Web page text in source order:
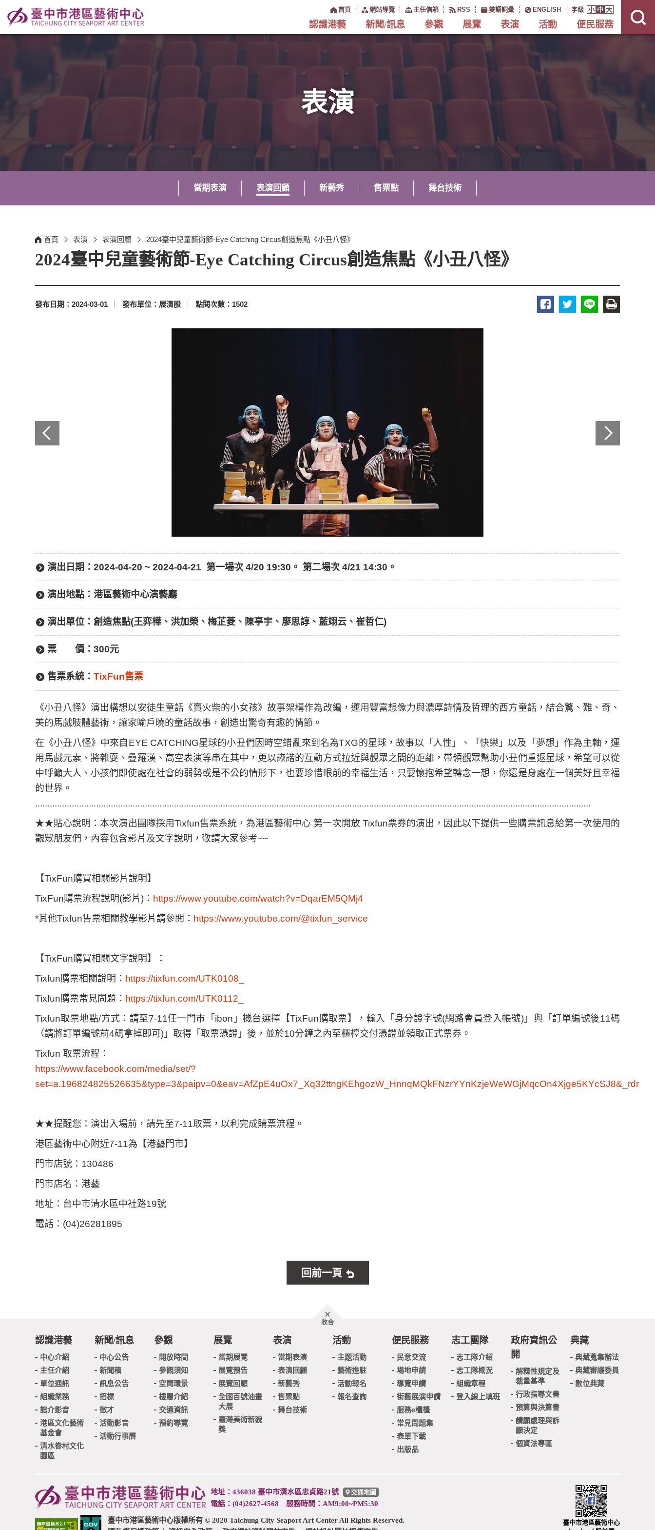
首頁 網站導覽 主任信箱 RSS 雙語詞彙 ENGLISH 字級 小 中 大
認識港藝 新聞/訊息 參觀 展覽 表演 活動 便民服務
網
站
搜
表演
當期表演 表演回顧 新藝秀 售票點 舞台技術
首頁 表演 表演回顧 2024臺中兒童藝術節-Eye Catching Circus創造焦點《小丑八怪》
2024臺中兒童藝術節-Eye Catching Circus創造焦點《小丑八怪》
發布日期： 2024-03-01 發布單位： 展演股 點閱次數： 1502
演出日期： 2024-04-20 ~ 2024-04-21 第一場次 4/20 19:30。 第二場次 4/21 14:30。
演出地點： 港區藝術中心演藝廳
演出單位： 創造焦點(王弈樺、洪加榮、梅芷菱、陳亭宇、廖思諄、藍翊云、崔哲仁)
票 價： 300元
售票系統： TixFun售票
《小丑八怪》演出構想以安徒生童話《賣火柴的小女孩》故事架構作為改編，運用豐富想像力與濃厚詩情及哲理的西方童話，結合驚、難、奇、
美的馬戲肢體藝術，讓家喻戶曉的童話故事，創造出驚奇有趣的情節。
在《小丑八怪》中來自EYE CATCHING星球的小丑們因時空錯亂來到名為TXG的星球，故事以「人性」、「快樂」以及「夢想」作為主軸，運
用馬戲元素、將雜耍、疊羅漢、高空表演等串在其中，更以詼諧的互動方式拉近與觀眾之間的距離，帶領觀眾幫助小丑們重返星球，希望可以從
中呼籲大人、小孩們即使處在社會的弱勢或是不公的情形下，也要珍惜眼前的幸福生活，只要懷抱希望轉念一想，你還是身處在一個美好且幸福
的世界。
....................................................................................................................................................................................................................................
★★貼心說明：本次演出團隊採用Tixfun售票系統，為港區藝術中心 第一次開放 Tixfun票券的演出，因此以下提供一些購票訊息給第一次使用的
觀眾朋友們，內容包含影片及文字說明，敬請大家參考~~
【TixFun購買相關影片說明】
TixFun購票流程說明(影片)： https://www.youtube.com/watch?v=DqarEM5QMj4
*其他Tixfun售票相關教學影片請參閱： https://www.youtube.com/@tixfun_service
【TixFun購買相關文字說明】：
Tixfun購票相關說明： https://tixfun.com/UTK0108_
Tixfun購票常見問題： https://tixfun.com/UTK0112_
Tixfun取票地點/方式：請至7-11任一門市「ibon」機台選擇【TixFun購取票】，輸入「身分證字號(網路會員登入帳號)」與「訂單編號後11碼
（請將訂單編號前4碼拿掉即可)」取得「取票憑證」後，並於10分鐘之內至櫃檯交付憑證並領取正式票券。
Tixfun 取票流程：
https://www.facebook.com/media/set/?
set=a.196824825526635&type=3&paipv=0&eav=AfZpE4uOx7_Xq32ttngKEhgozW_HnnqMQkFNzrYYnKzjeWeWGjMqcOn4Xjge5KYcSJ8&_rdr
★★提醒您：演出入場前，請先至7-11取票，以利完成購票流程。
港區藝術中心附近7-11為【港藝門市】
門市店號：130486
門市店名：港藝
地址：台中市清水區中社路19號
電話：(04)26281895
回前一頁
收合胖
尾
認識港藝
中心介紹
主任介紹
單位通訊
組織業務
館介影音
港區文化藝術
基金會
清水眷村文化
園區
新聞/訊息
中心公告
新聞稿
訊息公告
招標
徵才
活動影音
活動行事曆
參觀
開放時間
參觀須知
空間環景
樓層介紹
交通資訊
預約導覽
展覽
當期展覽
展覽預告
展覽回顧
全國百號油畫
大展
臺灣美術新貌
獎
表演
當期表演
表演回顧
新藝秀
售票點
舞台技術
活動
主題活動
藝術進駐
活動報名
報名查詢
便民服務
民意交流
場地申請
導覽申請
街藝展演申請
服務e櫃檯
常見問題集
表單下載
出版品
志工團隊
志工隊介紹
志工隊概況
組織章程
登入線上填班
政府資訊公
開
解釋性規定及
裁量基準
行政指導文書
預算與決算書
請願處理與訴
願決定
個資法專區
典藏
典藏蒐集辦法
典藏審議委員
數位典藏
地址：436038 臺中市清水區忠貞路21號 交通地圖
電話：(04)2627-4568 服務時間：AM9:00~PM5:30
臺中市港區藝術中心版權所有 © 2020 Taichung City Seaport Art Center All Rights Reserved.
臺中市港區藝術中心